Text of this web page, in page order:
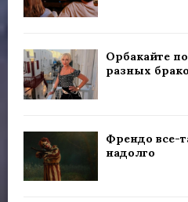
Орбакайте
разных
Френдо все-
надолго